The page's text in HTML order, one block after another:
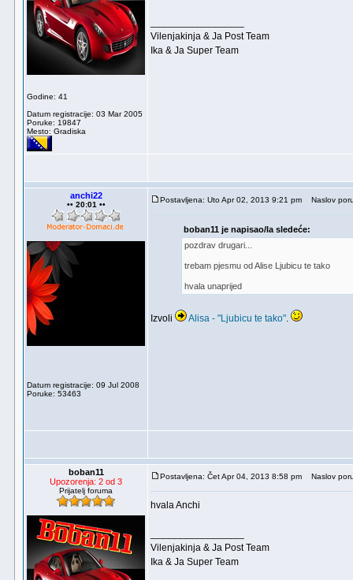
Godine: 41
Datum registracije: 03 Mar 2005
Poruke: 19847
Mesto: Gradiska
Vilenjakinja & Ja Post Team
Ika & Ja Super Team
anchi22
•• 20:01 ••
Datum registracije: 09 Jul 2008
Poruke: 53463
Postavljena: Uto Apr 02, 2013 9:21 pm Naslov
boban11 je napisao/la sledeće:
pozdrav drugari...
trebam pjesmu od Alise Ljubicu te tako
hvala unaprijed
Izvoli Alisa - "Ljubicu te tako".
boban11
Upozorenja: 2 od 3
Prijatelj foruma
Postavljena: Čet Apr 04, 2013 8:58 pm Naslov
hvala Anchi
Vilenjakinja & Ja Post Team
Ika & Ja Super Team